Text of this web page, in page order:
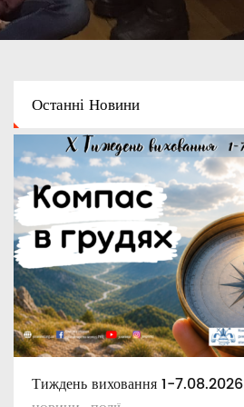
ОстанніНовини
Тиждень виховання 1-7.08.2026
Освітній капелан
Апостольські повчання